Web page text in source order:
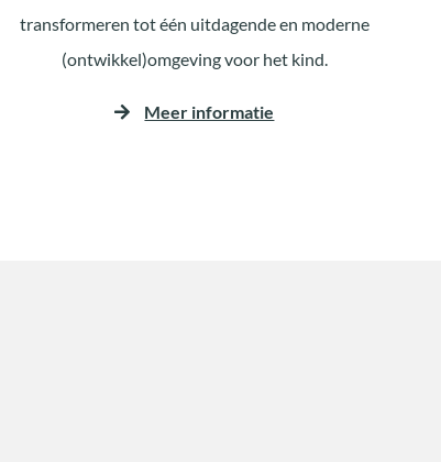
transformeren tot één uitdagende en moderne
(ontwikkel)omgeving voor het kind.
Meer informatie